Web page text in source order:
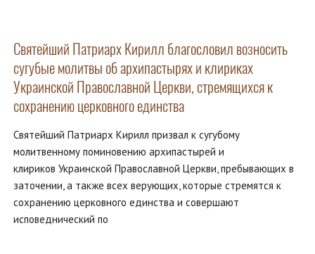
Святейший Патриарх Кирилл благословил возносить
сугубые молитвы об архипастырях и клириках
Украинской Православной Церкви, стремящихся к
сохранению церковного единства
Святейший Патриарх Кирилл призвал к сугубому
молитвенному поминовению архипастырей и
клириков Украинской Православной Церкви, пребывающих в
заточении, а также всех верующих, которые стремятся к
сохранению церковного единства и совершают
исповеднический по